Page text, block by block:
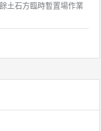
土石方臨時暫置場作業